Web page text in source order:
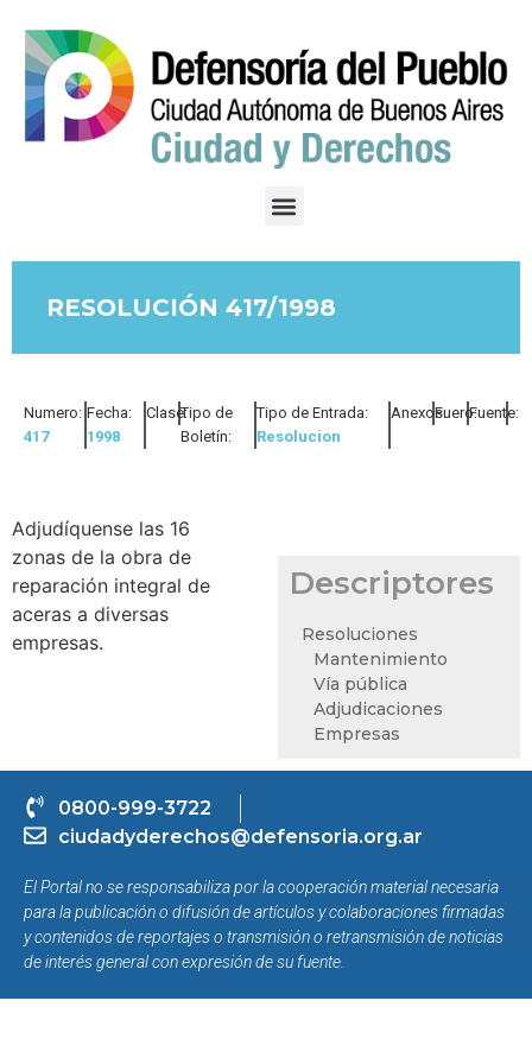
RESOLUCIÓN 417/1998
Numero:
417
Fecha:
1998
Clase:Tipo de
Boletín:
Tipo de Entrada:
Resolucion
Anexos:Fuero:Fuente:
Adjudíquense las 16
zonas de la obra de
reparación integral de
aceras a diversas
empresas.
Descriptores
Resoluciones
Mantenimiento
Vía pública
Adjudicaciones
Empresas
0800-999-3722
ciudadyderechos@defensoria.org.ar
El Portal no se responsabiliza por la cooperación material necesaria
para la publicación o difusión de artículos y colaboraciones firmadas
y contenidos de reportajes o transmisión o retransmisión de noticias
de interés general con expresión de su fuente.